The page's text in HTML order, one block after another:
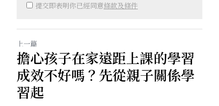
提交即表明你已經同意條款及條件
上一篇
擔心孩子在家遠距上課的學習
成效不好嗎？先從親子關係學
習起